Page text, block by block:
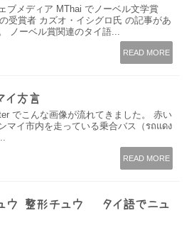
ブメディア MThai でノーベル文学賞
受賞者 カズオ・イシグロ氏 の記事があ
ノーベル賞関連のタイ語...
READ MORE
イ方言
でこんな画像が流れてきました。 赤い
マイ市内を走っている乗合バス（รถแดง
READ MORE
ウ 整形チュウ – タイ語でニュ